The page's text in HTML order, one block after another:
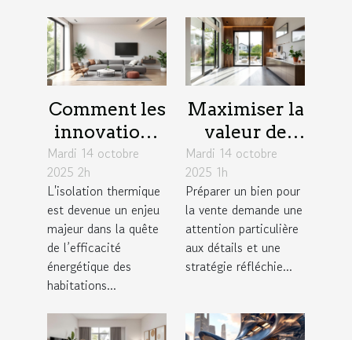
Comment les
innovations
en matière
d'isolation
impactent
l'efficacité
énergétique
des maisons
?
Mardi 14 octobre
2025 2h
L'isolation thermique
est devenue un enjeu
majeur dans la quête
de l’efficacité
énergétique des
habitations...
Maximiser la
valeur de
votre bien
avant la
vente :
stratégies
efficaces
Mardi 14 octobre
2025 1h
Préparer un bien pour
la vente demande une
attention particulière
aux détails et une
stratégie réfléchie...